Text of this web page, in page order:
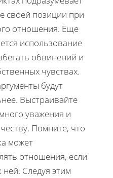
своей позиции при
отношения. Еще
использование
обвинений и
чувствах.
будут
Выстраивайте
уважения и
Помните, что
может
отношения, если
Следуя этим